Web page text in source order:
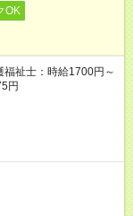
OK
祉士：時給1700円～
円